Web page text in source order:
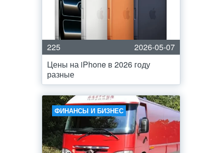
225
2026-05-07
Цены на iPhone в 2026 году
разные
ФИНАНСЫ И БИЗНЕС